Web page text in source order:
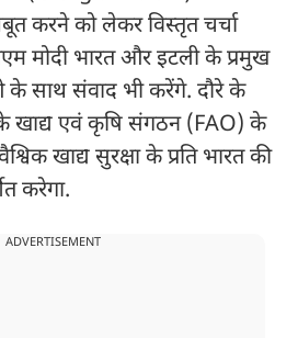
करने को लेकर विस्तृत चर्चा
मोदी भारत और इटली के प्रमुख
के साथ संवाद भी करेंगे. दौरे के
के खाद्य एवं कृषि संगठन (FAO) के
खाद्य सुरक्षा के प्रति भारत की
करेगा.
ADVERTISEMENT